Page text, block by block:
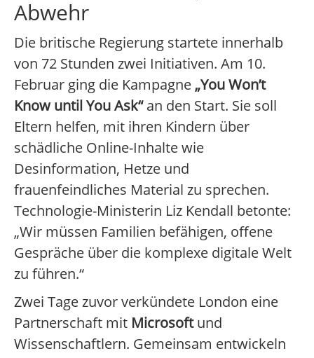
Abwehr
Die britische Regierung startete innerhalb
von 72 Stunden zwei Initiativen. Am 10.
Februar ging die Kampagne „You Won’t
Know until You Ask“an den Start. Sie soll
Eltern helfen, mit ihren Kindern über
schädliche Online-Inhalte wie
Desinformation, Hetze und
frauenfeindliches Material zu sprechen.
Technologie-Ministerin Liz Kendall betonte:
„Wir müssen Familien befähigen, offene
Gespräche über die komplexe digitale Welt
zu führen.“
Zwei Tage zuvor verkündete London eine
Partnerschaft mit Microsoftund
Wissenschaftlern. Gemeinsam entwickeln